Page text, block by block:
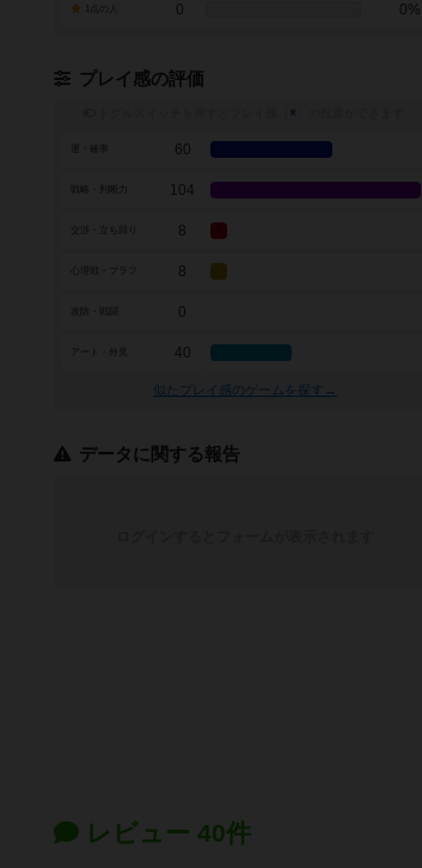
0 0%
プレイ感の評価
※
60
戦略・判断力 104
8
8
0
アート・外見 40
似たプレイ感のゲームを探す→
データに関する報告
レビュー 40件